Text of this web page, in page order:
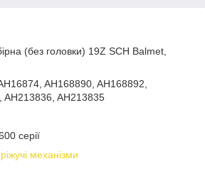
(без головки) 19Z SCH Balmet,
AH168890, AH168892,
AH213836, AH213835
серії
ріжучі механізми